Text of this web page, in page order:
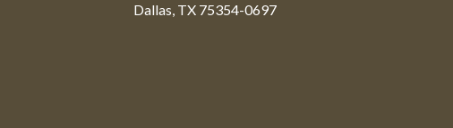
Dallas, TX 75354-0697